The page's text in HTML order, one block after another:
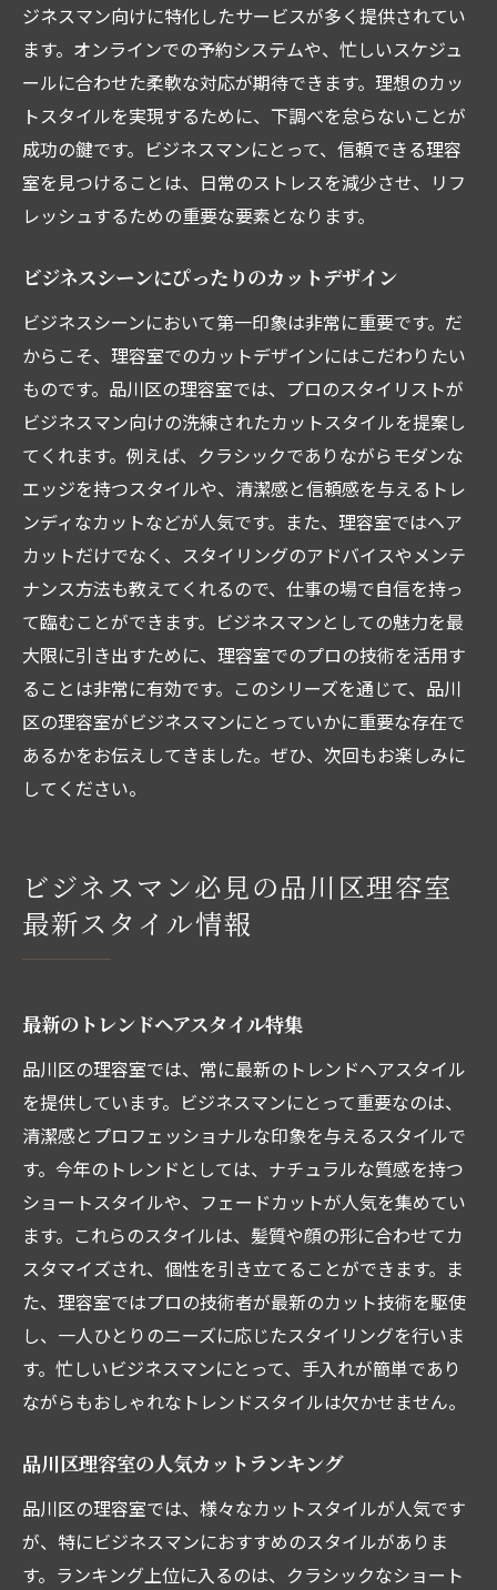
ジネスマン向けに特化したサービスが多く提供されてい
ます。オンラインでの予約システムや、忙しいスケジュ
ールに合わせた柔軟な対応が期待できます。理想のカッ
トスタイルを実現するために、下調べを怠らないことが
成功の鍵です。ビジネスマンにとって、信頼できる理容
室を見つけることは、日常のストレスを減少させ、リフ
レッシュするための重要な要素となります。
ビジネスシーンにぴったりのカットデザイン
ビジネスシーンにおいて第一印象は非常に重要です。だ
からこそ、理容室でのカットデザインにはこだわりたい
ものです。品川区の理容室では、プロのスタイリストが
ビジネスマン向けの洗練されたカットスタイルを提案し
てくれます。例えば、クラシックでありながらモダンな
エッジを持つスタイルや、清潔感と信頼感を与えるトレ
ンディなカットなどが人気です。また、理容室ではヘア
カットだけでなく、スタイリングのアドバイスやメンテ
ナンス方法も教えてくれるので、仕事の場で自信を持っ
て臨むことができます。ビジネスマンとしての魅力を最
大限に引き出すために、理容室でのプロの技術を活用す
ることは非常に有効です。このシリーズを通じて、品川
区の理容室がビジネスマンにとっていかに重要な存在で
あるかをお伝えしてきました。ぜひ、次回もお楽しみに
してください。
ビジネスマン必見の品川区理容室
最新スタイル情報
最新のトレンドヘアスタイル特集
品川区の理容室では、常に最新のトレンドヘアスタイル
を提供しています。ビジネスマンにとって重要なのは、
清潔感とプロフェッショナルな印象を与えるスタイルで
す。今年のトレンドとしては、ナチュラルな質感を持つ
ショートスタイルや、フェードカットが人気を集めてい
ます。これらのスタイルは、髪質や顔の形に合わせてカ
スタマイズされ、個性を引き立てることができます。ま
た、理容室ではプロの技術者が最新のカット技術を駆使
し、一人ひとりのニーズに応じたスタイリングを行いま
す。忙しいビジネスマンにとって、手入れが簡単であり
ながらもおしゃれなトレンドスタイルは欠かせません。
品川区理容室の人気カットランキング
品川区の理容室では、様々なカットスタイルが人気です
が、特にビジネスマンにおすすめのスタイルがありま
す。ランキング上位に入るのは、クラシックなショート